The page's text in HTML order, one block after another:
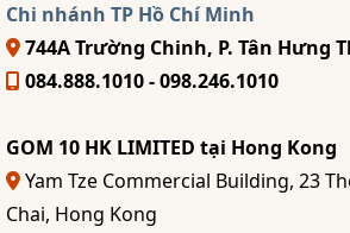
Chi nhánh TP Hồ Chí Minh
744A Trường Chinh, P. Tân Hưng
084.888.1010 - 098.246.1010
GOM 10 HK LIMITED tại Hong Kong
Yam Tze Commercial Building, 23
Chai, Hong Kong